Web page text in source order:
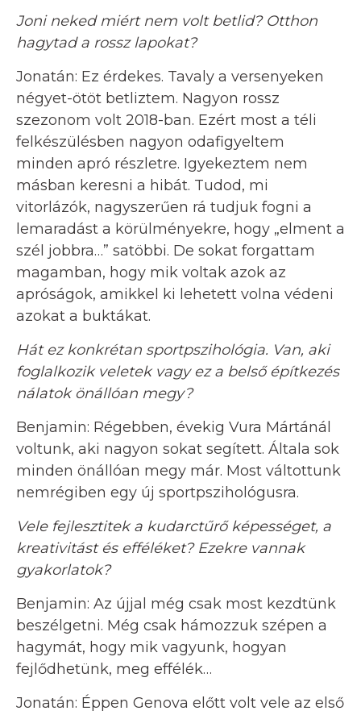
Joni neked miért nem volt betlid? Otthon
hagytad a rossz lapokat?
Jonatán: Ez érdekes. Tavaly a versenyeken
négyet-ötöt betliztem. Nagyon rossz
szezonom volt 2018-ban. Ezért most a téli
felkészülésben nagyon odafigyeltem
minden apró részletre. Igyekeztem nem
másban keresni a hibát. Tudod, mi
vitorlázók, nagyszerűen rá tudjuk fogni a
lemaradást a körülményekre, hogy „elment a
szél jobbra…” satöbbi. De sokat forgattam
magamban, hogy mik voltak azok az
apróságok, amikkel ki lehetett volna védeni
azokat a buktákat.
Hát ez konkrétan sportpszihológia. Van, aki
foglalkozik veletek vagy ez a belső építkezés
nálatok önállóan megy?
Benjamin: Régebben, évekig Vura Mártánál
voltunk, aki nagyon sokat segített. Általa sok
minden önállóan megy már. Most váltottunk
nemrégiben egy új sportpszihológusra.
Vele fejlesztitek a kudarctűrő képességet, a
kreativitást és efféléket? Ezekre vannak
gyakorlatok?
Benjamin: Az újjal még csak most kezdtünk
beszélgetni. Még csak hámozzuk szépen a
hagymát, hogy mik vagyunk, hogyan
fejlődhetünk, meg effélék…
Jonatán: Éppen Genova előtt volt vele az első